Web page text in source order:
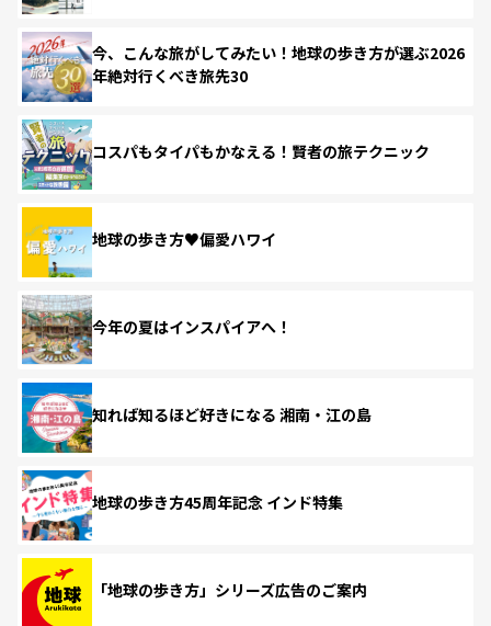
今、こんな旅がしてみたい！地球の歩き方が選ぶ2026
年絶対行くべき旅先30
コスパもタイパもかなえる！賢者の旅テクニック
地球の歩き方♥偏愛ハワイ
今年の夏はインスパイアへ！
知れば知るほど好きになる 湘南・江の島
地球の歩き方45周年記念 インド特集
「地球の歩き方」シリーズ広告のご案内